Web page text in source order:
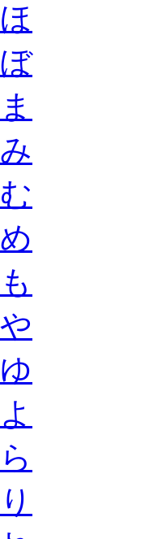
ほ
ぼ
ま
み
む
め
も
や
ゆ
よ
ら
り